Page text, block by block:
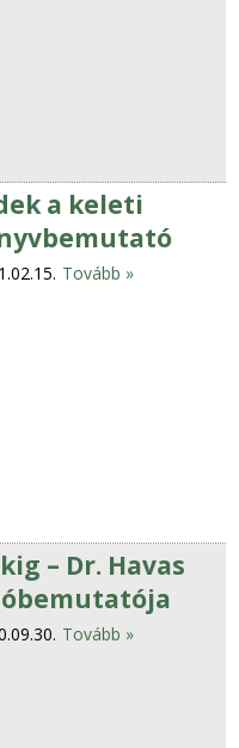
a keleti
Tovább »
– Dr. Havas
Tovább »